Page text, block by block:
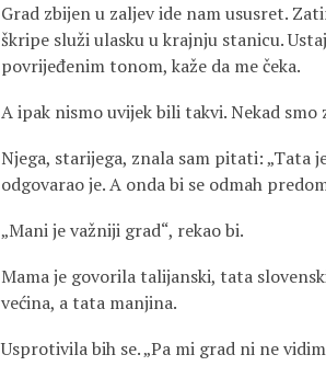
Grad zbijen u zaljev ide nam ususret.
škripe služi ulasku u krajnju stanicu.
povrijeđenim tonom, kaže da me čeka.
A ipak nismo uvijek bili takvi. Nekad
Njega, starijega, znala sam pitati: „Tata
odgovarao je. A onda bi se odmah
„Mani je važniji grad“, rekao bi.
Mama je govorila talijanski, tata
većina, a tata manjina.
Usprotivila bih se. „Pa mi grad ni ne